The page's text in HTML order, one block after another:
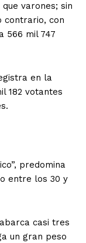
varones; sin
contrario, con
566 mil 747
en la
182 votantes
predomina
entre los 30 y
casi tres
un gran peso